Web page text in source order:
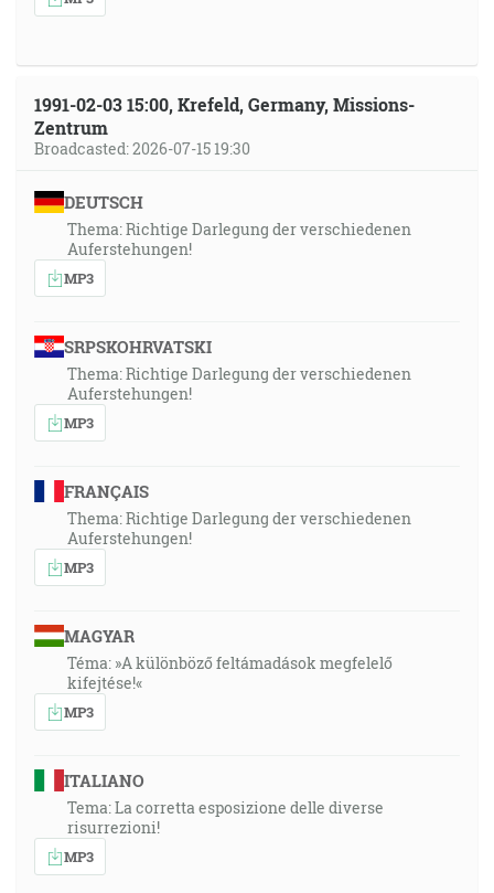
1991-02-03 15:00, Krefeld, Germany, Missions-
Zentrum
Broadcasted: 2026-07-15 19:30
DEUTSCH
Thema: Richtige Darlegung der verschiedenen
Auferstehungen!
MP3
SRPSKOHRVATSKI
Thema: Richtige Darlegung der verschiedenen
Auferstehungen!
MP3
FRANÇAIS
Thema: Richtige Darlegung der verschiedenen
Auferstehungen!
MP3
MAGYAR
Téma: »A különböző feltámadások megfelelő
kifejtése!«
MP3
ITALIANO
Tema: La corretta esposizione delle diverse
risurrezioni!
MP3